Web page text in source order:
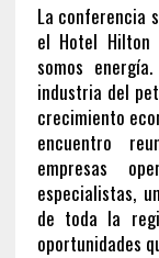
La conferencia
el Hotel Hilton
somos
industria del
crecimiento
encuentro
empresas
especialistas,
de toda la
oportunidades